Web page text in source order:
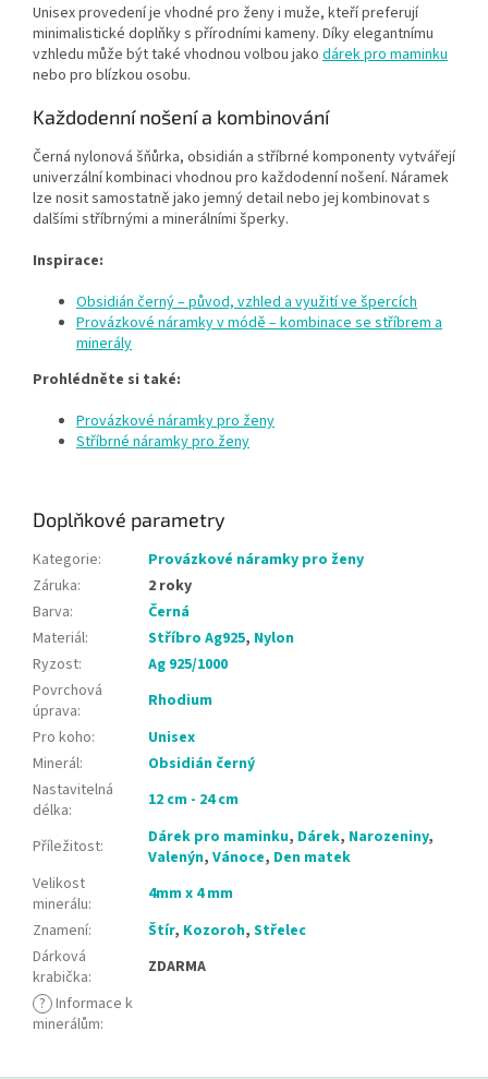
Unisex provedení je vhodné pro ženy i muže, kteří preferují
minimalistické doplňky s přírodními kameny. Díky elegantnímu
vzhledu může být také vhodnou volbou jako dárek pro maminku
nebo pro blízkou osobu.
Každodenní nošení a kombinování
Černá nylonová šňůrka, obsidián a stříbrné komponenty vytvářejí
univerzální kombinaci vhodnou pro každodenní nošení. Náramek
lze nosit samostatně jako jemný detail nebo jej kombinovat s
dalšími stříbrnými a minerálními šperky.
Inspirace:
Obsidián černý – původ, vzhled a využití ve špercích
Provázkové náramky v módě – kombinace se stříbrem a
minerály
Prohlédněte si také:
Provázkové náramky pro ženy
Stříbrné náramky pro ženy
Doplňkové parametry
Kategorie:
Provázkové náramky pro ženy
Záruka:
2 roky
Barva:
Černá
Materiál: Stříbro Ag925, Nylon
Ryzost:
Ag 925/1000
Povrchová
úprava:
Rhodium
Pro koho:
Unisex
Minerál:
Obsidián černý
Nastavitelná
délka: 12 cm - 24 cm
Příležitost: Dárek pro maminku, Dárek, Narozeniny,
Valenýn, Vánoce, Den matek
Velikost
minerálu:
4mm x 4 mm
Znamení: Štír, Kozoroh, Střelec
Dárková
krabička:
ZDARMA
? Informace k
minerálům: